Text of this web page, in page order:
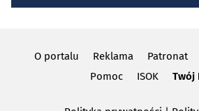
O portalu Reklama Patronat
Pomoc
ISOK Twój